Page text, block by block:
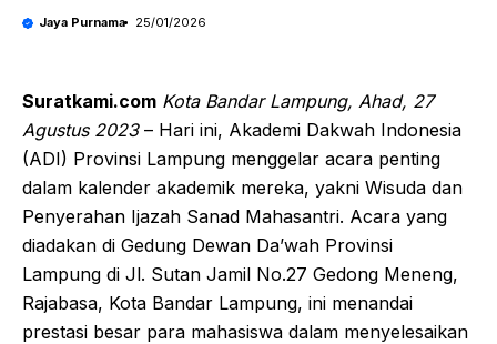
Jaya Purnama 25/01/2026
Suratkami.com Kota Bandar Lampung, Ahad, 27
Agustus 2023– Hari ini, Akademi Dakwah Indonesia
(ADI) Provinsi Lampung menggelar acara penting
dalam kalender akademik mereka, yakni Wisuda dan
Penyerahan Ijazah Sanad Mahasantri. Acara yang
diadakan di Gedung Dewan Da’wah Provinsi
Lampung di Jl. Sutan Jamil No.27 Gedong Meneng,
Rajabasa, Kota Bandar Lampung, ini menandai
prestasi besar para mahasiswa dalam menyelesaikan